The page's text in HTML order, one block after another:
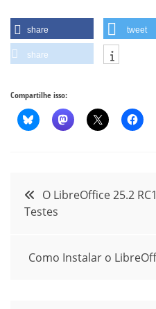
share tweet
share
Compartilhe isso:
Navegação
de
Post
O LibreOffice 25.2
Testes
Como Instalar o